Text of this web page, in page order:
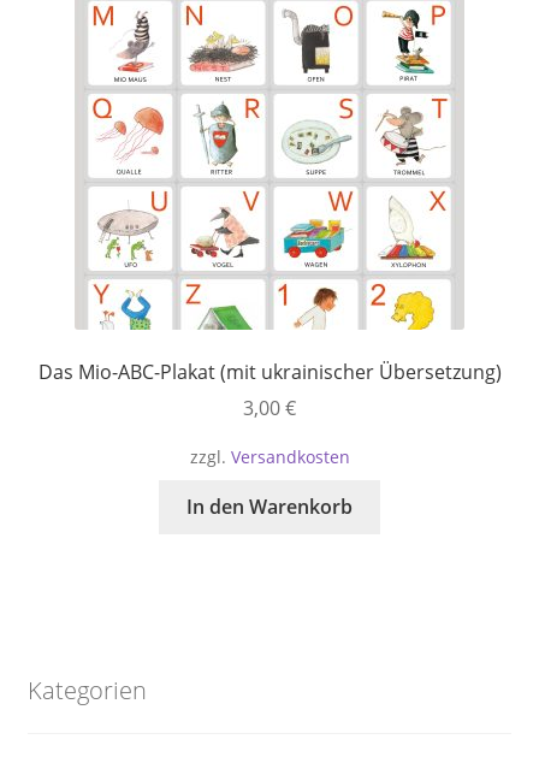
Das Mio-ABC-Plakat (mit ukrainischer Übersetzung)
3,00€
zzgl. Versandkosten
In den Warenkorb
Kategorien